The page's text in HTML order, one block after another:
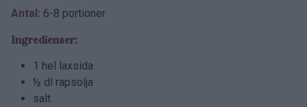
Antal: 6-8 portioner
Ingredienser:
1 hel laxsida
½ dl rapsolja
salt